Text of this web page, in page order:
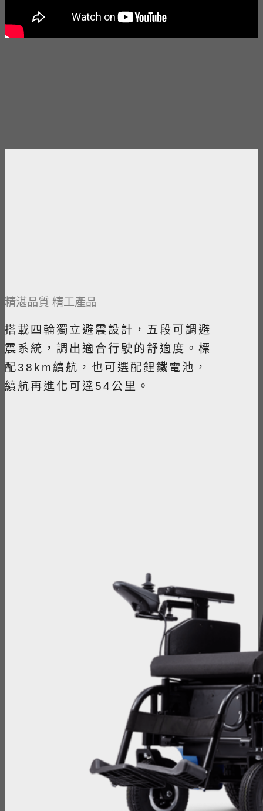
精湛品質 精工產品
搭載四輪獨立避震設計，五段可調避
震系統，調出適合行駛的舒適度。標
配38km續航，也可選配鋰鐵電池，
續航再進化可達54公里。